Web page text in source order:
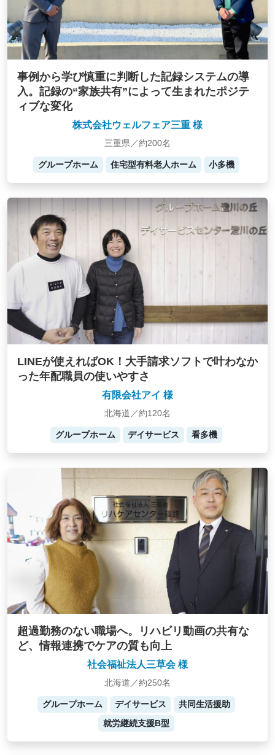
事例から学び慎重に判断した記録システムの導
入。記録の“家族共有”によって生まれたポジテ
ィブな変化
株式会社ウェルフェア三重 様
三重県／約200名
グループホーム 住宅型有料老人ホーム 小多機
LINEが使えればOK！大手請求ソフトで叶わなか
った年配職員の使いやすさ
有限会社アイ 様
北海道／約120名
グループホーム デイサービス 看多機
超過勤務のない職場へ。リハビリ動画の共有な
ど、情報連携でケアの質も向上
社会福祉法人三草会 様
北海道／約250名
グループホーム デイサービス
共同生活援助
就労継続支援B型